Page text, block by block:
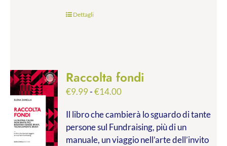
Dettagli
Raccolta fondi
€9.99-€14.00Fascia
prezzo:
da
€9.99
Il libro che cambierà lo sguardo di tante
persone sul Fundraising, più di un
manuale, un viaggio nell’arte dell’invito